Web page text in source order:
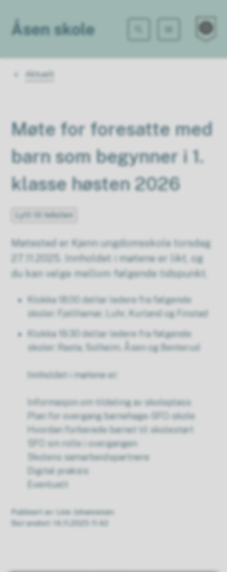
Åsen skole Åsen
Du er her:
Aktuelt
Møte for foresatte med
barn som begynner i 1.
klasse høsten 2026
Lytt til teksten
Møtested er Kjenn ungdomsskole torsdag
27.11.2025. Innholdet i møtene er likt, og
du kan velge mellom følgende tidspunkt.
Klokka 18.00 deltar ledere fra følgende
skoler: Fjellhamar, Luhr, Kurland og Finstad
Klokka 19.30 deltar ledere fra følgende
skoler: Rasta, Solheim, Åsen og Benterud
Innholdet i møtene er:
Informasjon om tildeling av skoleplass
Plan for overgang barnehage-SFO-skole
Hvordan forberede barnet til skolestart
SFO sin rolle i overgangen
Skolens samarbeidspartnere
Digital praksis
Eventuelt
Publisert av
Line Johannesen
Sist endret
14.11.2025 11.42